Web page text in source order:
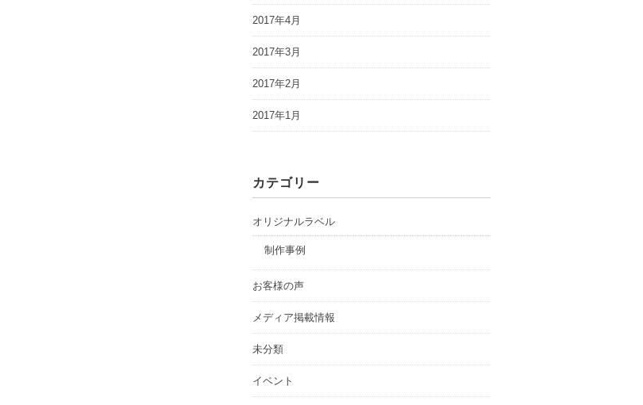
2017年4月
2017年3月
2017年2月
2017年1月
カテゴリー
オリジナルラベル
制作事例
お客様の声
メディア掲載情報
未分類
イベント